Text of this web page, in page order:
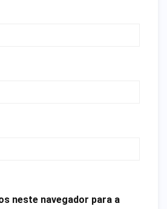
neste navegador para a